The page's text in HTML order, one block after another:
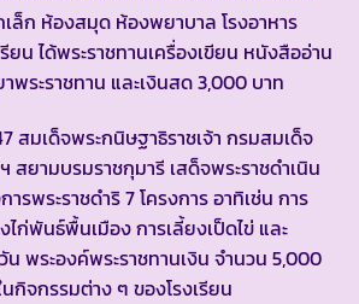
ล็ก ห้องสมุด ห้องพยาบาล โรงอาหาร
ยน ได้พระราชทานเครื่องเขียน หนังสืออ่าน
พระราชทาน และเงินสด 3,000 บาท
สมเด็จพระกนิษฐาธิราชเจ้า กรมสมเด็จ
สยามบรมราชกุมารี เสด็จพระราชดำเนิน
รพระราชดำริ 7 โครงการ อาทิเช่น การ
ไก่พันธ์พื้นเมือง การเลี้ยงเป็ดไข่ และ
น พระองค์พระราชทานเงิน จำนวน 5,000
กรรมต่าง ๆ ของโรงเรียน